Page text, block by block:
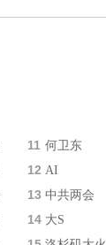
11 何卫东
12 AI
13 中共两会
14 大S